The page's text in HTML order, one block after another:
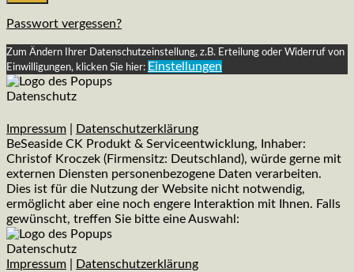
Passwort vergessen?
Zum Ändern Ihrer Datenschutzeinstellung, z.B. Erteilung oder Widerruf von
Einwilligungen, klicken Sie hier: Einstellungen
Datenschutz
Impressum
Datenschutzerklärung
BeSeaside CK Produkt & Serviceentwicklung, Inhaber:
Christof Kroczek (Firmensitz: Deutschland), würde gerne mit
externen Diensten personenbezogene Daten verarbeiten.
Dies ist für die Nutzung der Website nicht notwendig,
ermöglicht aber eine noch engere Interaktion mit Ihnen. Falls
gewünscht, treffen Sie bitte eine Auswahl:
Datenschutz
Impressum
Datenschutzerklärung